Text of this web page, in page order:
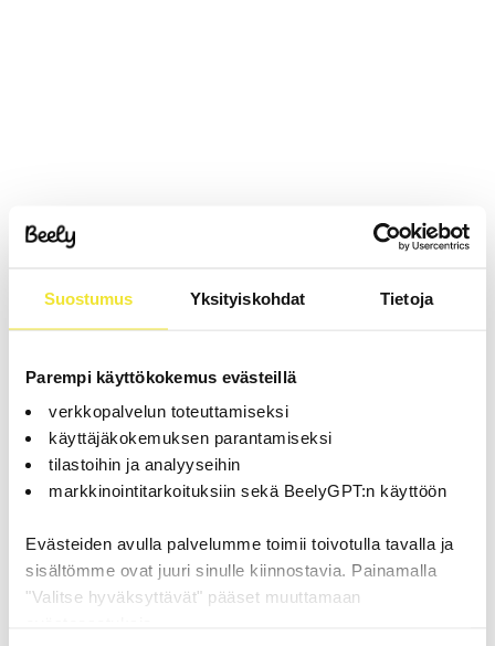
Suostumus Yksityiskohdat Tietoja
Parempi käyttökokemus evästeillä
verkkopalvelun toteuttamiseksi
käyttäjäkokemuksen parantamiseksi
tilastoihin ja analyyseihin
markkinointitarkoituksiin sekä BeelyGPT:n käyttöön
Evästeiden avulla palvelumme toimii toivotulla tavalla ja
sisältömme ovat juuri sinulle kiinnostavia. Painamalla
"Valitse hyväksyttävät" pääset muuttamaan